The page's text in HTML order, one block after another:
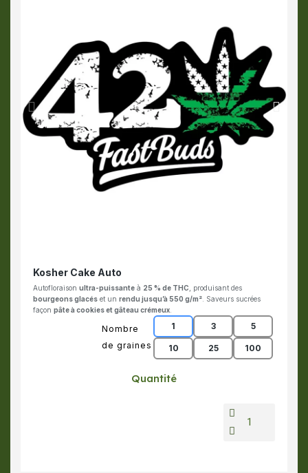
Kosher Cake Auto
Autofloraison ultra-puissante à 25 % de THC , produisant des
bourgeons glacés et un rendu jusqu’à 550 g/m² . Saveurs sucrées
façon pâte à cookies et gâteau crémeux
Nombre
de graines
1 3 5
10 25 100
Quantité